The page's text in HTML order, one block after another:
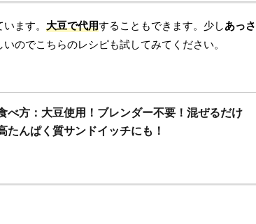
ます。 大豆で代用することもできます。少しあっさ
のでこちらのレシピも試してみてください。
べ方：大豆使用！ブレンダー不要！混ぜるだけ
んぱく質サンドイッチにも！